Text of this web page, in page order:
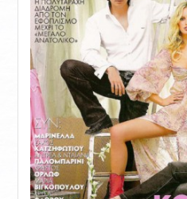
SUPERIOR MAISONETTE – 3
SUITE
OLD MANSION
FOTO
SERVIZI
RISTORANTE ORLOFF
CATERING & EVENTI